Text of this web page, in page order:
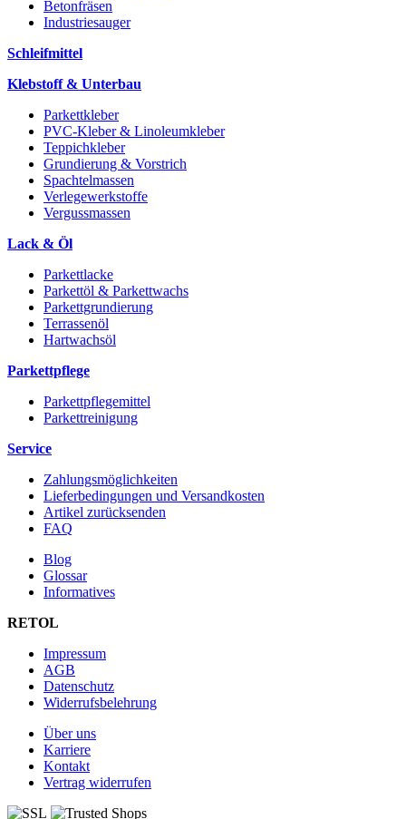
Betonfräsen
Industriesauger
Schleifmittel
Klebstoff & Unterbau
Parkettkleber
PVC-Kleber & Linoleumkleber
Teppichkleber
Grundierung & Vorstrich
Spachtelmassen
Verlegewerkstoffe
Vergussmassen
Lack & Öl
Parkettlacke
Parkettöl & Parkettwachs
Parkettgrundierung
Terrassenöl
Hartwachsöl
Parkettpflege
Parkettpflegemittel
Parkettreinigung
Service
Zahlungsmöglichkeiten
Lieferbedingungen und Versandkosten
Artikel zurücksenden
FAQ
Blog
Glossar
Informatives
RETOL
Impressum
AGB
Datenschutz
Widerrufsbelehrung
Über uns
Karriere
Kontakt
Vertrag widerrufen